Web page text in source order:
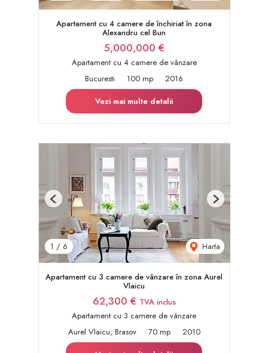
Apartament cu 4 camere de închiriat în zona
Alexandru cel Bun
5,000,000 €
Apartament cu 4 camere de vânzare
Bucuresti
100 mp
2016
Vezi mai multe detalii
1 / 6 Harta
Previous Next
Apartament cu 3 camere de vânzare în zona Aurel
Vlaicu
62,300 € TVA inclus
Apartament cu 3 camere de vânzare
Aurel Vlaicu, Brasov
70 mp
2010